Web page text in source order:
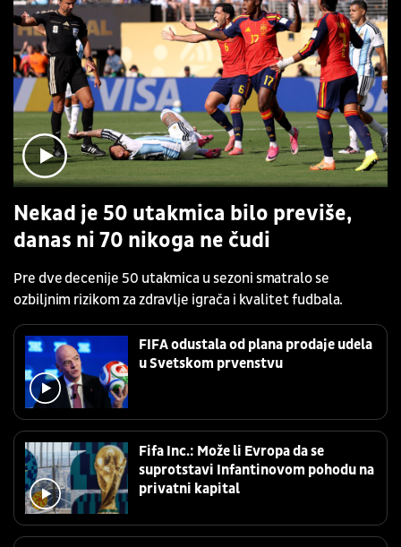
Nekad je 50 utakmica bilo previše,
danas ni 70 nikoga ne čudi
Pre dve decenije 50 utakmica u sezoni smatralo se
ozbiljnim rizikom za zdravlje igrača i kvalitet fudbala.
FIFA odustala od plana prodaje udela
u Svetskom prvenstvu
Fifa Inc.: Može li Evropa da se
suprotstavi Infantinovom pohodu na
privatni kapital